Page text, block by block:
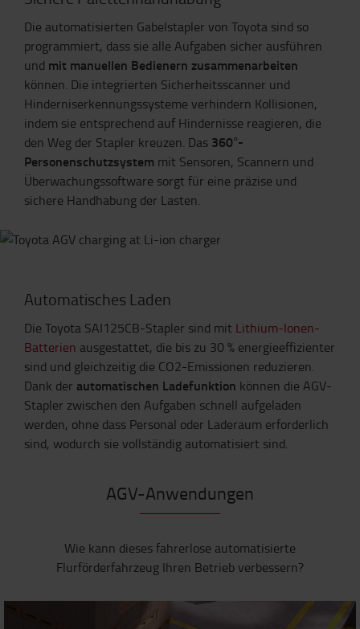
Die automatisierten Gabelstapler von Toyota sind so
programmiert, dass sie alle Aufgaben sicher ausführen
und mit manuellen Bedienern zusammenarbeiten
können. Die integrierten Sicherheitsscanner und
Hinderniserkennungssysteme verhindern Kollisionen,
indem sie entsprechend auf Hindernisse reagieren, die
den Weg der Stapler kreuzen. Das 360°-
Personenschutzsystem mit Sensoren, Scannern und
Überwachungssoftware sorgt für eine präzise und
sichere Handhabung der Lasten.
Automatisches Laden
Die Toyota SAI125CB-Stapler sind mit Lithium-Ionen-
Batterien ausgestattet, die bis zu 30 % energieeffizienter
sind und gleichzeitig die CO2-Emissionen reduzieren.
Dank der automatischen Ladefunktion können die AGV-
Stapler zwischen den Aufgaben schnell aufgeladen
werden, ohne dass Personal oder Laderaum erforderlich
sind, wodurch sie vollständig automatisiert sind.
AGV-Anwendungen
Wie kann dieses fahrerlose automatisierte
Flurförderfahrzeug Ihren Betrieb verbessern?